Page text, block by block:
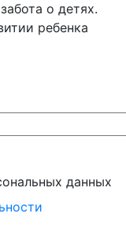
о детях.
ребенка
данных